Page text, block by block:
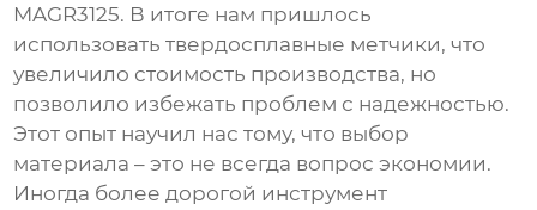
MAGR3125. В итоге нам пришлось
использовать твердосплавные метчики, что
увеличило стоимость производства, но
позволило избежать проблем с надежностью.
Этот опыт научил нас тому, что выбор
материала – это не всегда вопрос экономии.
Иногда более дорогой инструмент